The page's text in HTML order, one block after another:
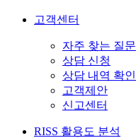
고객센터
자주 찾는 질문
상담 신청
상담 내역 확인
고객제안
신고센터
RISS 활용도 분석